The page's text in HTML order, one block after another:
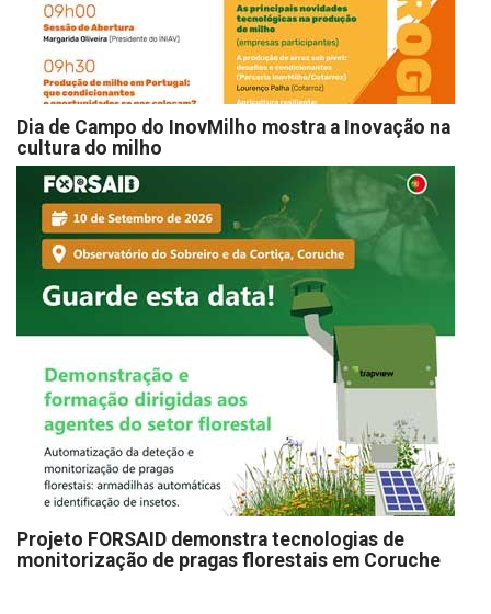
Dia de Campo do InovMilho mostra a Inovação na
cultura do milho
Projeto FORSAID demonstra tecnologias de
monitorização de pragas florestais em Coruche